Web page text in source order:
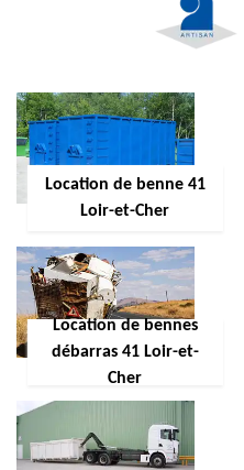
Location de benne 41
Loir-et-Cher
Location de bennes
débarras 41 Loir-et-
Cher